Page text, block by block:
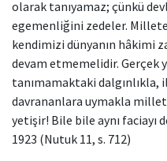
olarak tanıyamaz; çünkü
egemenliğini zedeler.
kendimizi dünyanın hâkimi
devam etmemelidir. Gerçek
tanımamaktaki dalgınlıkla,
davrananlara uymakla
yetişir! Bile bile aynı faciayı
1923 (Nutuk 11, s. 712)